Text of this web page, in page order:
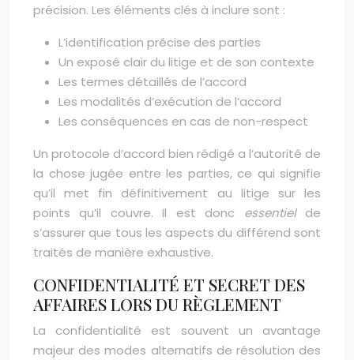
précision. Les éléments clés à inclure sont :
L’identification précise des parties
Un exposé clair du litige et de son contexte
Les termes détaillés de l’accord
Les modalités d’exécution de l’accord
Les conséquences en cas de non-respect
Un protocole d’accord bien rédigé a l’autorité de
la chose jugée entre les parties, ce qui signifie
qu’il met fin définitivement au litige sur les
points qu’il couvre. Il est donc essentiel de
s’assurer que tous les aspects du différend sont
traités de manière exhaustive.
CONFIDENTIALITÉ ET SECRET DES
AFFAIRES LORS DU RÈGLEMENT
La confidentialité est souvent un avantage
majeur des modes alternatifs de résolution des